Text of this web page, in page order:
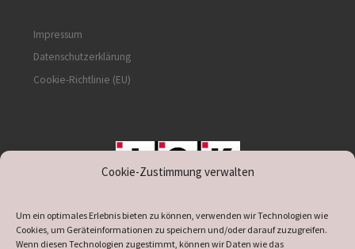
Cookie-Zustimmung verwalten
Um ein optimales Erlebnis bieten zu können, verwenden wir Technologien wie
Cookies, um Geräteinformationen zu speichern und/oder darauf zuzugreifen.
Wenn diesen Technologien zugestimmt, können wir Daten wie das
Impressum
Datenschutzerklärung
Cookie-Richtlinie (EU)